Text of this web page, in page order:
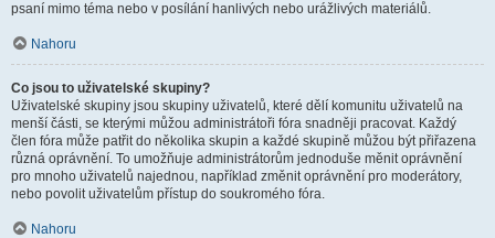
psaní mimo téma nebo v posílání hanlivých nebo urážlivých materiálů.
Nahoru
Co jsou to uživatelské skupiny?
Uživatelské skupiny jsou skupiny uživatelů, které dělí komunitu uživatelů na
menší části, se kterými můžou administrátoři fóra snadněji pracovat. Každý
člen fóra může patřit do několika skupin a každé skupině můžou být přiřazena
různá oprávnění. To umožňuje administrátorům jednoduše měnit oprávnění
pro mnoho uživatelů najednou, například změnit oprávnění pro moderátory,
nebo povolit uživatelům přístup do soukromého fóra.
Nahoru